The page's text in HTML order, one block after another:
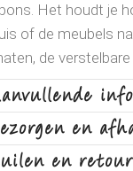
Het houdt je
of de meubels
de
vrijwel elke
geschikt voor
duurzaam,
antibacterieel
en
en